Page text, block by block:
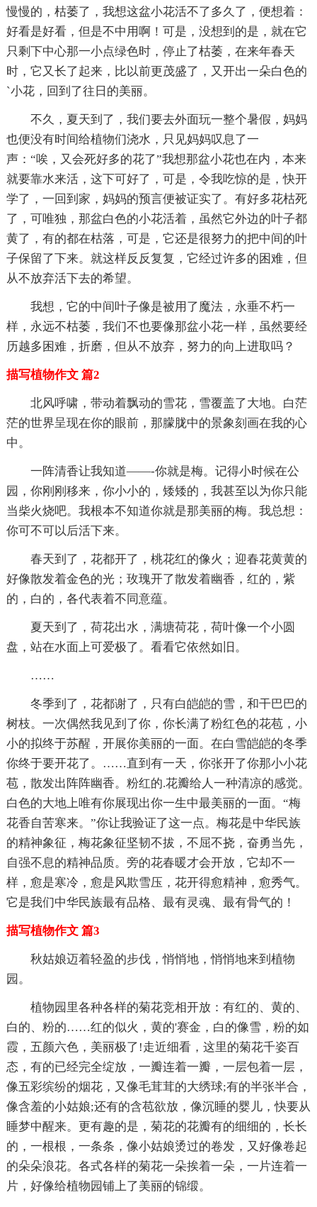
慢慢的，枯萎了，我想这盆小花活不了多久了，便想着：
好看是好看，但是不中用啊！可是，没想到的是，就在它
只剩下中心那一小点绿色时，停止了枯萎，在来年春天
时，它又长了起来，比以前更茂盛了，又开出一朵白色的
`小花，回到了往日的美丽。
不久，夏天到了，我们要去外面玩一整个暑假，妈妈
也便没有时间给植物们浇水，只见妈妈叹息了一
声：“唉，又会死好多的花了”我想那盆小花也在内，本来
就要靠水来活，这下可好了，可是，令我吃惊的是，快开
学了，一回到家，妈妈的预言便被证实了。有好多花枯死
了，可唯独，那盆白色的小花活着，虽然它外边的叶子都
黄了，有的都在枯落，可是，它还是很努力的把中间的叶
子保留了下来。就这样反反复复，它经过许多的困难，但
从不放弃活下去的希望。
我想，它的中间叶子像是被用了魔法，永垂不朽一
样，永远不枯萎，我们不也要像那盆小花一样，虽然要经
历越多困难，折磨，但从不放弃，努力的向上进取吗？
描写植物作文 篇2
北风呼啸，带动着飘动的雪花，雪覆盖了大地。白茫
茫的世界呈现在你的眼前，那朦胧中的景象刻画在我的心
中。
一阵清香让我知道——-你就是梅。记得小时候在公
园，你刚刚移来，你小小的，矮矮的，我甚至以为你只能
当柴火烧吧。我根本不知道你就是那美丽的梅。我总想：
你可不可以后活下来。
春天到了，花都开了，桃花红的像火；迎春花黄黄的
好像散发着金色的光；玫瑰开了散发着幽香，红的，紫
的，白的，各代表着不同意蕴。
夏天到了，荷花出水，满塘荷花，荷叶像一个小圆
盘，站在水面上可爱极了。看看它依然如旧。
……
冬季到了，花都谢了，只有白皑皑的雪，和干巴巴的
树枝。一次偶然我见到了你，你长满了粉红色的花苞，小
小的拟终于苏醒，开展你美丽的一面。在白雪皑皑的冬季
你终于要开花了。……直到有一天，你张开了你那小小花
苞，散发出阵阵幽香。粉红的.花瓣给人一种清凉的感觉。
白色的大地上唯有你展现出你一生中最美丽的一面。“梅
花香自苦寒来。”你让我验证了这一点。梅花是中华民族
的精神象征，梅花象征坚韧不拔，不屈不挠，奋勇当先，
自强不息的精神品质。旁的花春暖才会开放，它却不一
样，愈是寒冷，愈是风欺雪压，花开得愈精神，愈秀气。
它是我们中华民族最有品格、最有灵魂、最有骨气的！
描写植物作文 篇3
秋姑娘迈着轻盈的步伐，悄悄地，悄悄地来到植物
园。
植物园里各种各样的菊花竞相开放：有红的、黄的、
白的、粉的……红的似火，黄的'赛金，白的像雪，粉的如
霞，五颜六色，美丽极了!走近细看，这里的菊花千姿百
态，有的已经完全绽放，一瓣连着一瓣，一层包着一层，
像五彩缤纷的烟花，又像毛茸茸的大绣球;有的半张半合，
像含羞的小姑娘;还有的含苞欲放，像沉睡的婴儿，快要从
睡梦中醒来。更有趣的是，菊花的花瓣有的细细的，长长
的，一根根，一条条，像小姑娘烫过的卷发，又好像卷起
的朵朵浪花。各式各样的菊花一朵挨着一朵，一片连着一
片，好像给植物园铺上了美丽的锦缎。